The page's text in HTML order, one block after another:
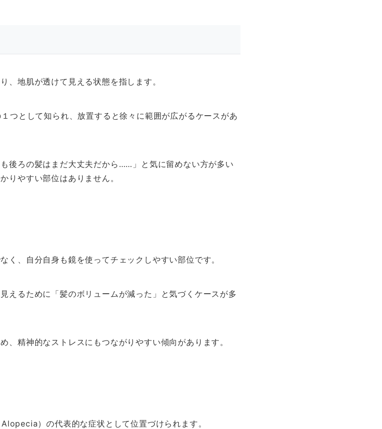
、地肌が透けて見える状態を指します。
つとして知られ、放置すると徐々に範囲が広がるケースがあ
後ろの髪はまだ大丈夫だから……」と気に留めない方が多い
りやすい部位はありません。
く、自分自身も鏡を使ってチェックしやすい部位です。
えるために「髪のボリュームが減った」と気づくケースが多
、精神的なストレスにもつながりやすい傾向があります。
）の代表的な症状として位置づけられます。